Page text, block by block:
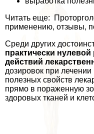
Читать еще:
применению, отзывы,
Среди других
пpaктически
действий
дозировок при
полезных свойств
прямо в пораженную
здоровых тканей и